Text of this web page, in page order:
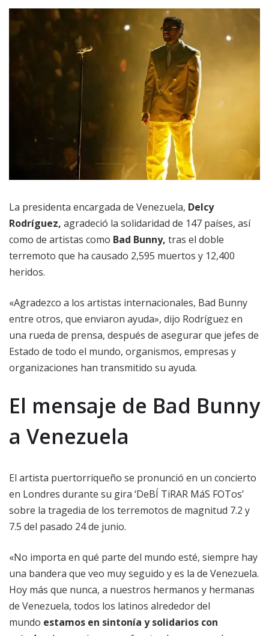
La presidenta encargada de Venezuela, Delcy
Rodríguez, agradeció la solidaridad de 147 países, así
como de artistas como Bad Bunny, tras el doble
terremoto que ha causado 2,595 muertos y 12,400
heridos.
«Agradezco a los artistas internacionales, Bad Bunny
entre otros, que enviaron ayuda», dijo Rodríguez en
una rueda de prensa, después de asegurar que jefes de
Estado de todo el mundo, organismos, empresas y
organizaciones han transmitido su ayuda.
El mensaje de Bad Bunny
a Venezuela
El artista puertorriqueño se pronunció en un concierto
en Londres durante su gira ‘DeBÍ TiRAR MáS FOTos’
sobre la tragedia de los terremotos de magnitud 7.2 y
7.5 del pasado 24 de junio.
«No importa en qué parte del mundo esté, siempre hay
una bandera que veo muy seguido y es la de Venezuela.
Hoy más que nunca, a nuestros hermanos y hermanas
de Venezuela, todos los latinos alrededor del
mundo estamos en sintonía y solidarios con